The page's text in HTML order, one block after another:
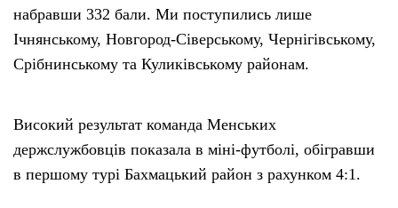
набравши 332 бали. Ми поступились лише
Ічнянському, Новгород-Сіверському, Чернігівському,
Срібнинському та Куликівському районам.
Високий результат команда Менських
держслужбовців показала в міні-футболі, обігравши
в першому турі Бахмацький район з рахунком 4:1.